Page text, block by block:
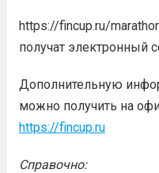
https://fincup.ru/
получат электронный
Дополнительную
можно получить на
https://fincup.ru
Справочно: